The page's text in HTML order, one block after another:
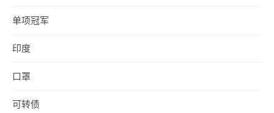
单项冠军
印度
口罩
可转债